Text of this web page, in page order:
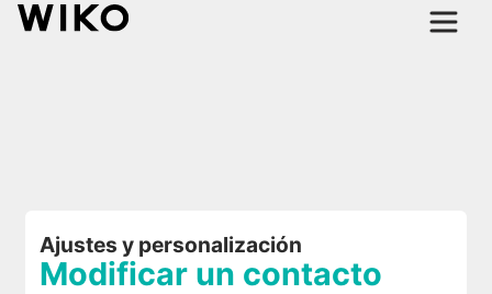
Ajustes y personalización
Modificar un contacto